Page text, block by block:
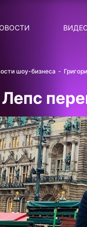
шоу-бизнеса